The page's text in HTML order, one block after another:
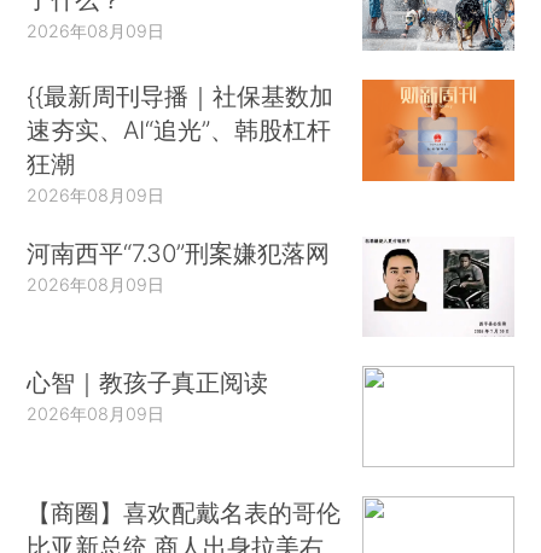
2026年08月09日
{{最新周刊导播｜社保基数加
速夯实、AI“追光”、韩股杠杆
狂潮
2026年08月09日
河南西平“7.30”刑案嫌犯落网
2026年08月09日
心智｜教孩子真正阅读
2026年08月09日
【商圈】喜欢配戴名表的哥伦
比亚新总统 商人出身拉美右